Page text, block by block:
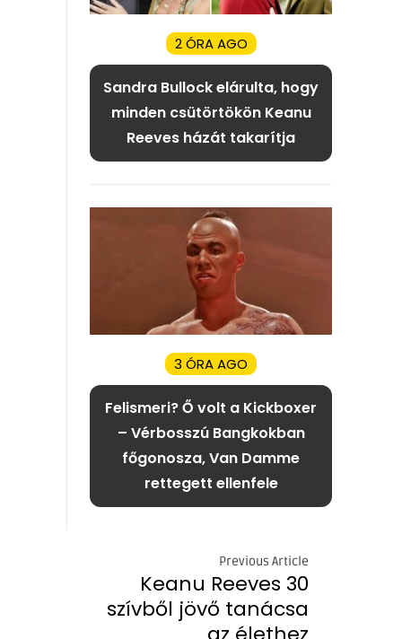
2 ÓRA AGO
Sandra Bullock elárulta, hogy
minden csütörtökön Keanu
Reeves házát takarítja
3 ÓRA AGO
Felismeri? Ő volt a Kickboxer
– Vérbosszú Bangkokban
főgonosza, Van Damme
rettegett ellenfele
Previous Article
Keanu Reeves 30
szívből jövő tanácsa